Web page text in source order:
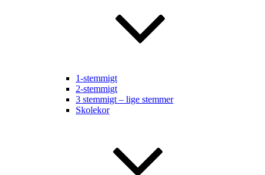
1-stemmigt
2-stemmigt
3 stemmigt – lige stemmer
Skolekor